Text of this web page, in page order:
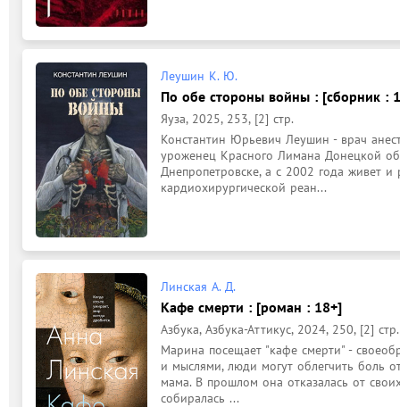
Леушин К. Ю.
По обе стороны войны : [сборник :
Яуза, 2025, 253, [2] стр.
Константин Юрьевич Леушин - врач
уроженец Красного Лимана Донецкой
Днепропетровске, а с 2002 года живет и
кардиохирургической реан...
Линская А. Д.
Кафе смерти : [роман : 18+]
Азбука, Азбука-Аттикус, 2024, 250, [2] стр.
Марина посещает "кафе смерти" -
и мыслями, люди могут облегчить боль
мама. В прошлом она отказалась от
собиралась ...